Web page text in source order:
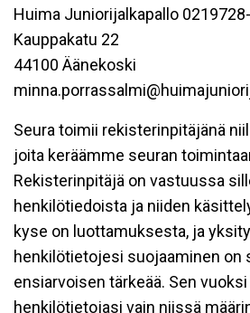
Huima Juniorijalkapallo
Kauppakatu 22
44100 Äänekoski
Seura toimii rekisterinpitäjänä
joita keräämme seuran
Rekisterinpitäjä on vastuussa
henkilötiedoista ja niiden
kyse on luottamuksesta, ja
henkilötietojesi suojaaminen on
ensiarvoisen tärkeää. Sen
henkilötietojasi vain niissä